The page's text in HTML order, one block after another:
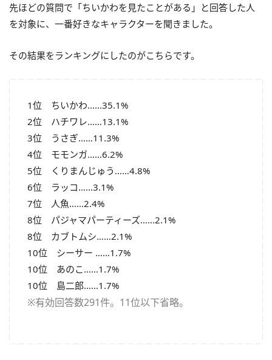
先ほどの質問で「ちいかわを見たことがある」と回答した人
を対象に、一番好きなキャラクターを聞きました。
その結果をランキングにしたのがこちらです。
1位 ちいかわ……35.1%
2位 ハチワレ……13.1%
3位 うさぎ……11.3%
4位 モモンガ……6.2%
5位 くりまんじゅう……4.8%
6位 ラッコ……3.1%
7位 人魚……2.4%
8位 パジャマパーティーズ……2.1%
8位 カブトムシ……2.1%
10位 シーサー ……1.7%
10位 あのこ……1.7%
10位 島二郎……1.7%
※有効回答数291件。11位以下省略。